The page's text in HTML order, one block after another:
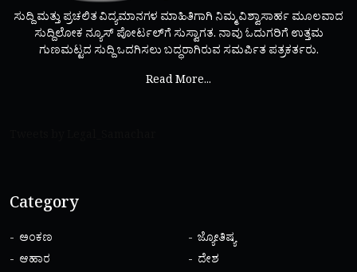
ಸುದ್ದಿ ಮತ್ತು ಪ್ರಚಲಿತ ವಿದ್ಯಮಾನಗಳ ಮಾಹಿತಿಗಾಗಿ ನಿಮ್ಮ ವಿಶ್ವಾಸಾರ್ಹ ಮೂಲವಾದ
ಸುದ್ದಿಲೋಕ ನ್ಯೂಸ್ ಪೋರ್ಟಲ್‌ಗೆ ಸುಸ್ವಾಗತ. ನಾವು ಓದುಗರಿಗೆ ಉತ್ತಮ
ಗುಣಮಟ್ಟದ ಸುದ್ದಿ ಒದಗಿಸಲು ಬದ್ಧರಾಗಿರುವ ಸಮರ್ಪಿತ ಪತ್ರಕರ್ತರು.
Read More...
Category
ಅಂಕಣ
ಆಹಾರ
ಜ್ಯೋತಿಷ್ಯ
ದೇಶ